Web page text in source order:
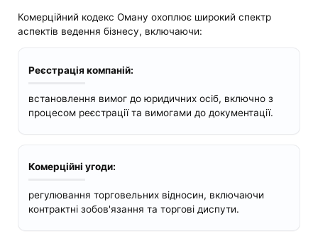
Комерційний кодекс Оману охоплює широкий спектр
аспектів ведення бізнесу, включаючи:
Реєстрація компаній:
встановлення вимог до юридичних осіб, включно з
процесом реєстрації та вимогами до документації.
Комерційні угоди:
регулювання торговельних відносин, включаючи
контрактні зобов'язання та торгові диспути.